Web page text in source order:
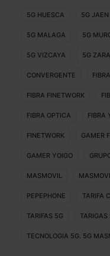
5G HUESCA 5G JAEN
5G MALAGA 5G
5G VIZCAYA 5G
CONVERGENTE FIBRA
FIBRA FINETWORK
FIBRA OPTICA FIBRA
FINETWORK GAMER
GAMER YOIGO
MASMOVIL
PEPEPHONE TARIFA
TARIFAS 5G TARIGAS
TECNOLOGIA 5G. 5G